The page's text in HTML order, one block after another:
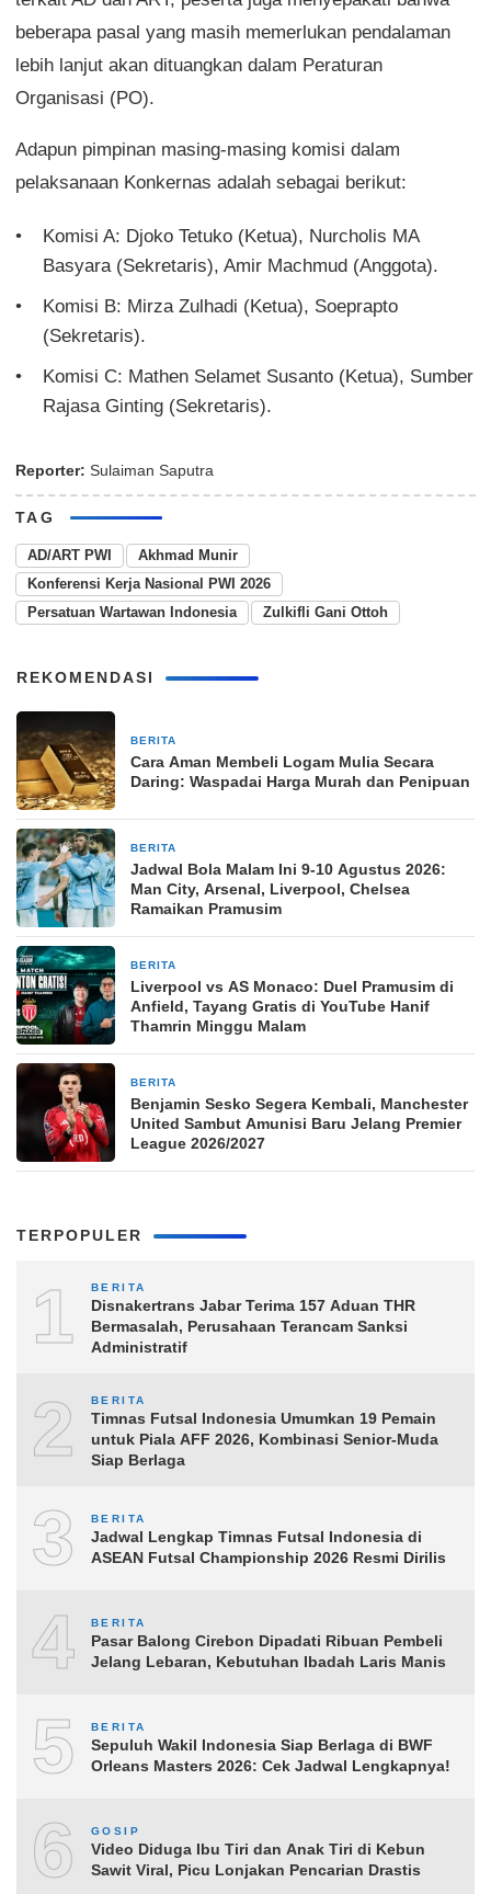
beberapa pasal yang masih memerlukan pendalaman
lebih lanjut akan dituangkan dalam Peraturan
Organisasi (PO).
Adapun pimpinan masing-masing komisi dalam
pelaksanaan Konkernas adalah sebagai berikut:
Komisi A: Djoko Tetuko (Ketua), Nurcholis MA
Basyara (Sekretaris), Amir Machmud (Anggota).
Komisi B: Mirza Zulhadi (Ketua), Soeprapto
(Sekretaris).
Komisi C: Mathen Selamet Susanto (Ketua), Sumber
Rajasa Ginting (Sekretaris).
Reporter: Sulaiman Saputra
TAG
AD/ART PWI
Akhmad Munir
Konferensi Kerja Nasional PWI 2026
Persatuan Wartawan Indonesia
Zulkifli Gani Ottoh
REKOMENDASI
BERITA
Cara Aman Membeli Logam Mulia Secara
Daring: Waspadai Harga Murah dan Penipuan
BERITA
Jadwal Bola Malam Ini 9-10 Agustus 2026:
Man City, Arsenal, Liverpool, Chelsea
Ramaikan Pramusim
BERITA
Liverpool vs AS Monaco: Duel Pramusim di
Anfield, Tayang Gratis di YouTube Hanif
Thamrin Minggu Malam
BERITA
Benjamin Sesko Segera Kembali, Manchester
United Sambut Amunisi Baru Jelang Premier
League 2026/2027
TERPOPULER
1 BERITA
Disnakertrans Jabar Terima 157 Aduan THR
Bermasalah, Perusahaan Terancam Sanksi
Administratif
2 BERITA
Timnas Futsal Indonesia Umumkan 19 Pemain
untuk Piala AFF 2026, Kombinasi Senior-Muda
Siap Berlaga
3 BERITA
Jadwal Lengkap Timnas Futsal Indonesia di
ASEAN Futsal Championship 2026 Resmi Dirilis
4 BERITA
Pasar Balong Cirebon Dipadati Ribuan Pembeli
Jelang Lebaran, Kebutuhan Ibadah Laris Manis
5 BERITA
Sepuluh Wakil Indonesia Siap Berlaga di BWF
Orleans Masters 2026: Cek Jadwal Lengkapnya!
6 GOSIP
Video Diduga Ibu Tiri dan Anak Tiri di Kebun
Sawit Viral, Picu Lonjakan Pencarian Drastis